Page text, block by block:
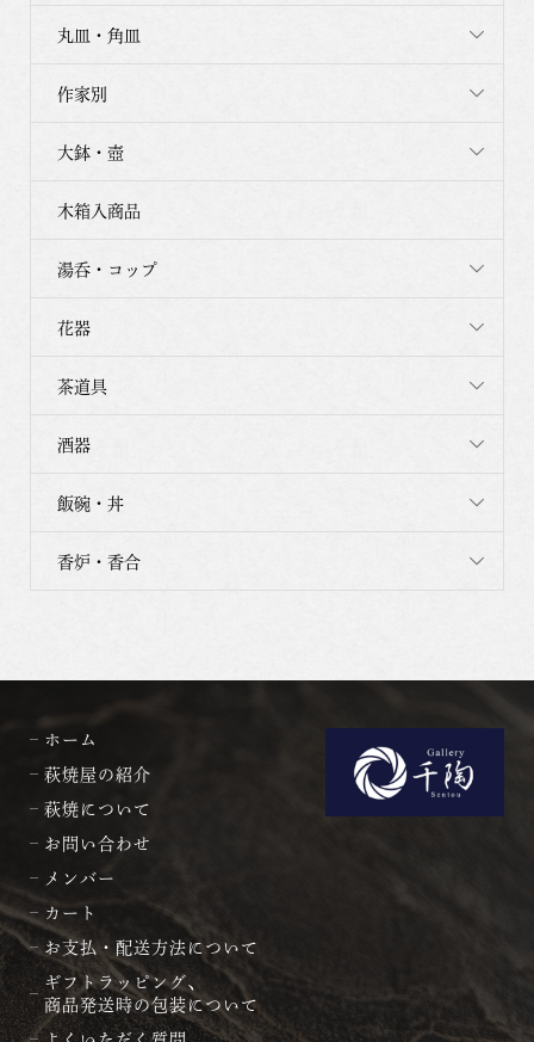
丸皿・角皿
作家別
大鉢・壺
木箱入商品
湯呑・コップ
花器
茶道具
酒器
飯碗・丼
香炉・香合
ホーム
萩焼屋の紹介
萩焼について
お問い合わせ
メンバー
カート
お支払・配送方法について
ギフトラッピング、
商品発送時の包装について